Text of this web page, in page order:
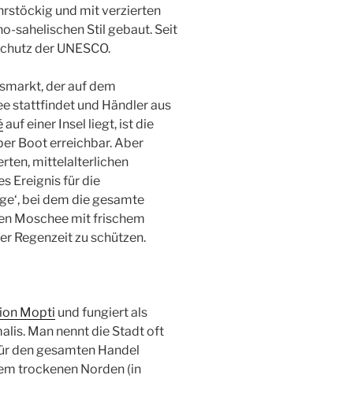
und mit verzierten
sahelischen Stil gebaut. Seit
der UNESCO.
der auf dem
stattfindet und Händler aus
auf einer Insel liegt, ist die
Boot erreichbar. Aber
mittelalterlichen
Ereignis für die
bei dem die gesamte
Moschee mit frischem
Regenzeit zu schützen.
Mopti und fungiert als
Man nennt die Stadt oft
den gesamten Handel
trockenen Norden (in